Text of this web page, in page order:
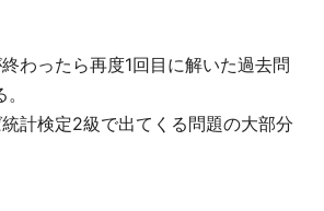
わったら再度1回目に解いた過去問
計検定2級で出てくる問題の大部分